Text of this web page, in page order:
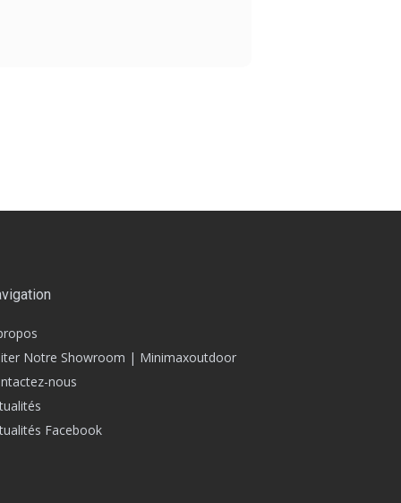
Notre Showroom | Minimaxoutdoor
nous
Facebook